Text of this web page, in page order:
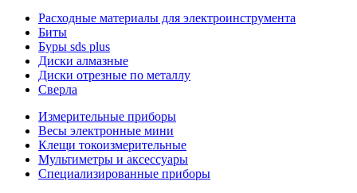
Расходные материалы для электроинструмента
Биты
Буры sds plus
Диски алмазные
Диски отрезные по металлу
Сверла
Измерительные приборы
Весы электронные мини
Клещи токоизмерительные
Мультиметры и аксессуары
Специализированные приборы